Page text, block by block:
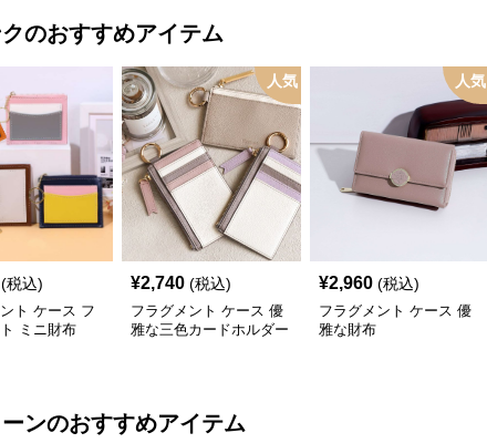
のおすすめアイテム
(税込)
ト ケース フ
ミニ財布
人気
¥2,740 (税込)
フラグメント ケース 優
雅な三色カードホルダー
人気
¥2,960 (税込)
フラグメント ケース 優
雅な財布
ンのおすすめアイテム